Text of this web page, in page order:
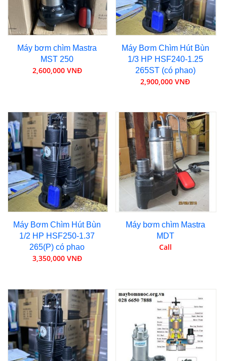
Máy bơm chìm Mastra
MST 250
2,600,000 VNĐ
Máy Bơm Chìm Hút Bùn
1/3 HP HSF240-1.25
265ST (có phao)
2,900,000 VNĐ
Máy Bơm Chìm Hút Bùn
1/2 HP HSF250-1.37
265(P) có phao
3,350,000 VNĐ
Máy bơm chìm Mastra
MDT
Call